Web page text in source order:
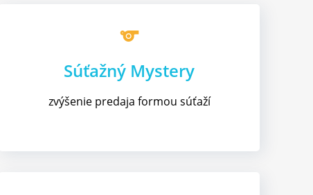
sports
Súťažný Mystery
zvýšenie predaja formou súťaží